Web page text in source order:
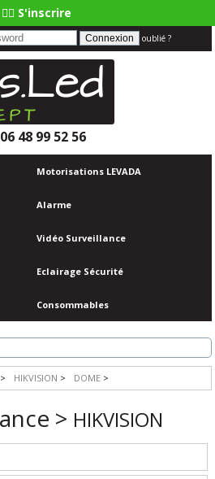
👆🏼 S'inscrire
oublié ?
06 48 99 52 56
Motorisations LEVADA
Alarme
Vidéo Surveillance
Eclairage Sécurité
Consommables
HIKVISION DOME
> HIKVISION